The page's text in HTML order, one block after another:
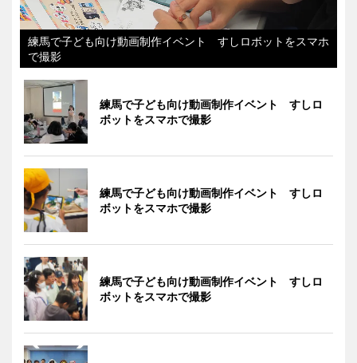
練馬で子ども向け動画制作イベント すしロボットをスマホ
で撮影
練馬で子ども向け動画制作イベント すしロ
ボットをスマホで撮影
練馬で子ども向け動画制作イベント すしロ
ボットをスマホで撮影
練馬で子ども向け動画制作イベント すしロ
ボットをスマホで撮影